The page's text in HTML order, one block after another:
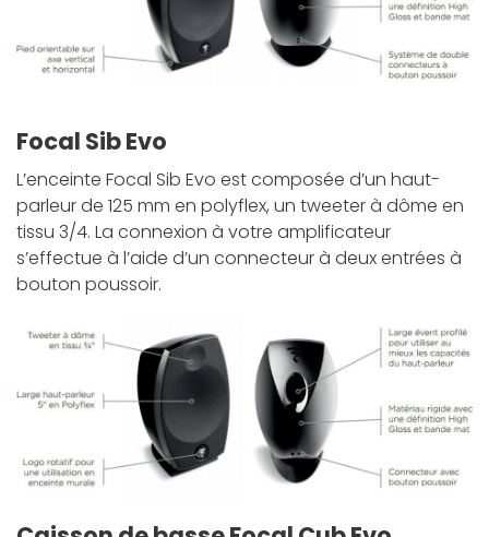
Focal Sib Evo
L’enceinte Focal Sib Evo est composée d’un haut-
parleur de 125 mm en polyflex, un tweeter à dôme en
tissu 3/4. La connexion à votre amplificateur
s’effectue à l’aide d’un connecteur à deux entrées à
bouton poussoir.